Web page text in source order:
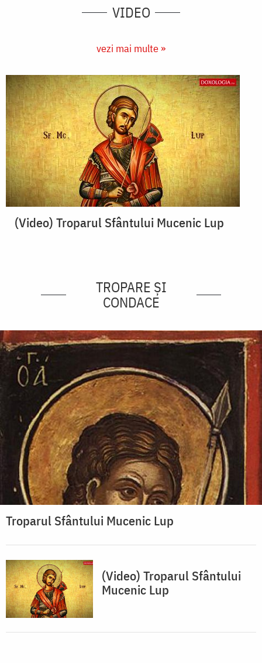
VIDEO
vezi mai multe »
(Video) Troparul Sfântului Mucenic Lup
TROPARE ȘI
CONDACE
Troparul Sfântului Mucenic Lup
(Video) Troparul Sfântului
Mucenic Lup